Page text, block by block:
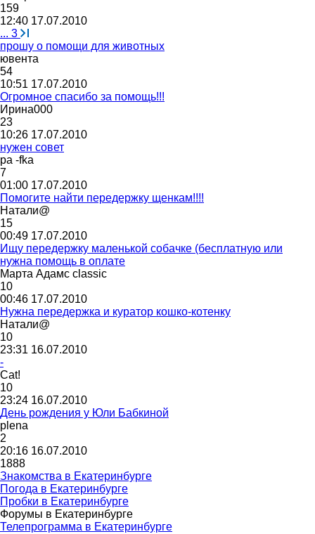
159
12:40 17.07.2010
... 3
прошу о помощи для животных
ювента
54
10:51 17.07.2010
Огромное спасибо за помощь!!!
Ирина000
23
10:26 17.07.2010
нужен совет
pa -fka
7
01:00 17.07.2010
Помогите найти передержку щенкам!!!!
Натали@
15
00:49 17.07.2010
Ищу передержку маленькой собачке (бесплатную или
нужна помощь в оплате
Марта Адамс classic
10
00:46 17.07.2010
Нужна передержка и куратор кошко-котенку
Натали@
10
23:31 16.07.2010
-
Cat!
10
23:24 16.07.2010
День рождения у Юли Бабкиной
plena
2
20:16 16.07.2010
1888
Знакомства в Екатеринбурге
Погода в Екатеринбурге
Пробки в Екатеринбурге
Форумы в Екатеринбурге
Телепрограмма в Екатеринбурге